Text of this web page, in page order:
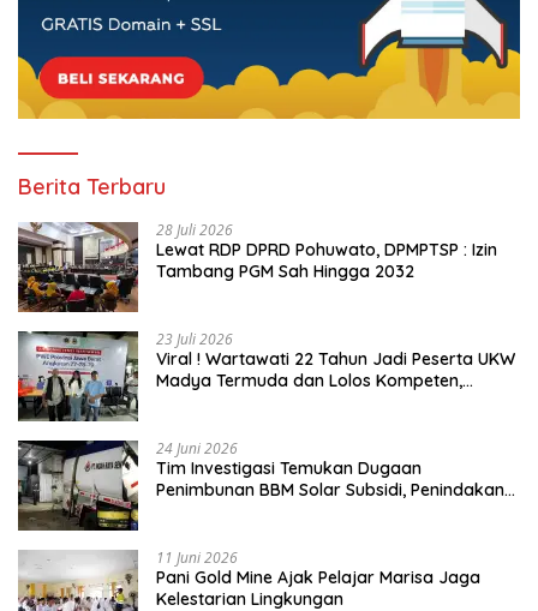
Berita Terbaru
28 Juli 2026
Lewat RDP DPRD Pohuwato, DPMPTSP : Izin
Tambang PGM Sah Hingga 2032
23 Juli 2026
Viral ! Wartawati 22 Tahun Jadi Peserta UKW
Madya Termuda dan Lolos Kompeten,
24 Juni 2026
Tim Investigasi Temukan Dugaan
Penimbunan BBM Solar Subsidi, Penindakan
11 Juni 2026
Pani Gold Mine Ajak Pelajar Marisa Jaga
Kelestarian Lingkungan